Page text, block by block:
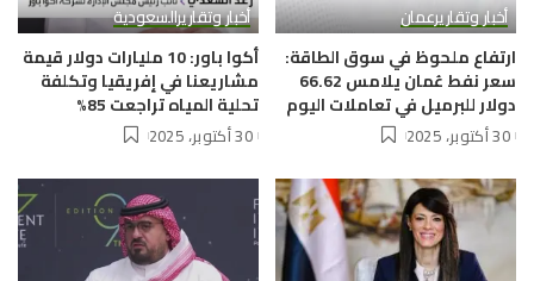
أخبار وتقاريرعمان
ارتفاع ملحوظ في سوق الطاقة:
سعر نفط عُمان يلامس 66.62
دولار للبرميل في تعاملات اليوم
30 أكتوبر، 2025
أخبار وتقاريرالسعودية
أكوا باور: 10 مليارات دولار قيمة
مشاريعنا في إفريقيا وتكلفة
تحلية المياه تراجعت 85%
30 أكتوبر، 2025